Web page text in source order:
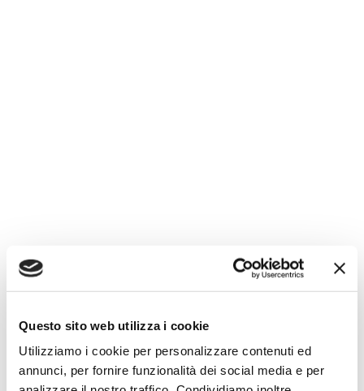
Questo sito web utilizza i cookie
Utilizziamo i cookie per personalizzare contenuti ed
annunci, per fornire funzionalità dei social media e per